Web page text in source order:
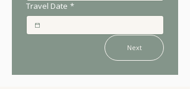
Travel Date *
Next